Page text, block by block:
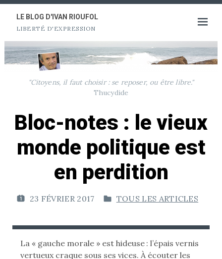
Aller
contenu
LE BLOG D'IVAN RIOUFOL
LIBERTÉ D'EXPRESSION
Ouvrir
le
menu
"Citoyens, il faut choisir : se reposer, ou être libre."
Thucydide
Bloc-notes : le vieux
monde politique est
en perdition
P
B
23 FÉVRIER 2017
P
B
TOUS LES ARTICLES
La « gauche morale » est hideuse : l’épais vernis
vertueux craque sous ses vices. À écouter les